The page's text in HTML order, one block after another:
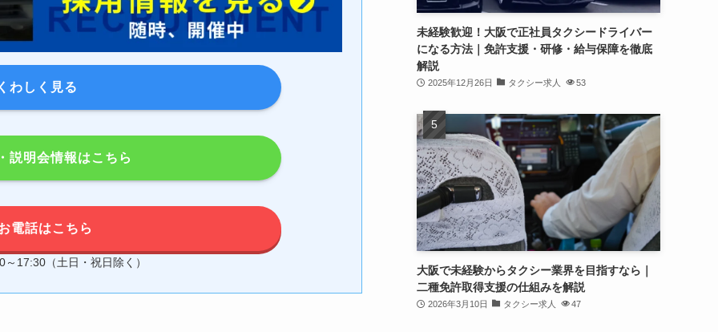
わしく見る
説明会情報はこちら
電話はこちら
17:30（土日・祝日除く）
未経験歓迎！大阪で正社員タクシードライバー
になる方法｜免許支援・研修・給与保障を徹底
解説
2025年12月26日 タクシー求人 53
大阪で未経験からタクシー業界を目指すなら｜
二種免許取得支援の仕組みを解説
2026年3月10日 タクシー求人 47